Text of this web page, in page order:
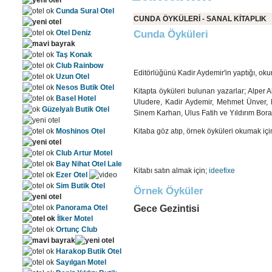
Cunda Sural Otel
Otel Deniz
Taş Konak
Club Rainbow
Uzun Otel
Nesos Butik Otel
Basel Hotel
Güzelyalı Butik Otel
Moshinos Otel
Club Artur Motel
Bay Nihat Otel Lale
Ezer Otel
Sim Butik Otel
Panorama Otel
İlker Motel
Ortunç Club
Harakop Butik Otel
Sayılgan Motel
CUNDA ÖYKÜLERİ - SANAL KİTAPLIK
Cunda Öyküleri
Editörlüğünü Kadir Aydemir'in yaptığı,
Kitapta öyküleri bulunan yazarlar; Alper
Uludere, Kadir Aydemir, Mehmet
Sinem Karhan, Ulus Fatih ve Yıldırım
Kitaba göz atıp, örnek öyküleri okumak
Kitabı satın almak için; ideefixe
Örnek Öyküler
Gece Gezintisi